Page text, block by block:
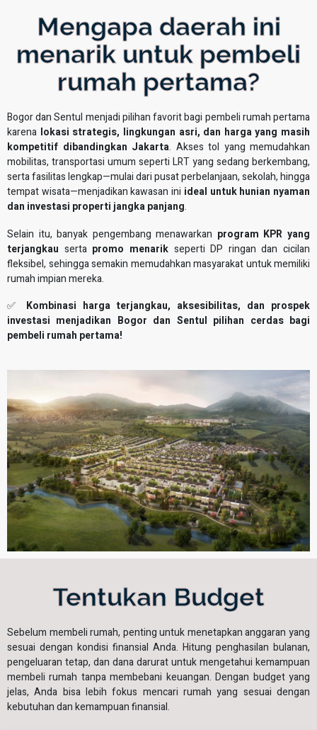
Mengapa daerah ini
menarik untuk pembeli
rumah pertama?
Bogor dan Sentul menjadi pilihan favorit bagi pembeli rumah pertama
karena lokasi strategis, lingkungan asri, dan harga yang masih
kompetitif dibandingkan Jakarta. Akses tol yang memudahkan
mobilitas, transportasi umum seperti LRT yang sedang berkembang,
serta fasilitas lengkap—mulai dari pusat perbelanjaan, sekolah, hingga
tempat wisata—menjadikan kawasan ini ideal untuk hunian nyaman
dan investasi properti jangka panjang.
Selain itu, banyak pengembang menawarkan program KPR yang
terjangkau serta promo menarikseperti DP ringan dan cicilan
fleksibel, sehingga semakin memudahkan masyarakat untuk memiliki
rumah impian mereka.
✅ Kombinasi harga terjangkau, aksesibilitas, dan prospek
investasi menjadikan Bogor dan Sentul pilihan cerdas bagi
pembeli rumah pertama!
Tentukan Budget
Sebelum membeli rumah, penting untuk menetapkan anggaran yang
sesuai dengan kondisi finansial Anda. Hitung penghasilan bulanan,
pengeluaran tetap, dan dana darurat untuk mengetahui kemampuan
membeli rumah tanpa membebani keuangan. Dengan budget yang
jelas, Anda bisa lebih fokus mencari rumah yang sesuai dengan
kebutuhan dan kemampuan finansial.